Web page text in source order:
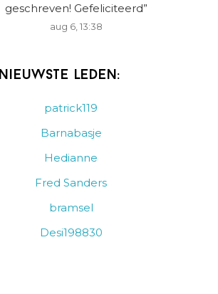
geschreven! Gefeliciteerd”
aug 6, 13:38
Nieuwste leden:
patrick119
Barnabasje
Hedianne
Fred Sanders
bramsel
Desi198830